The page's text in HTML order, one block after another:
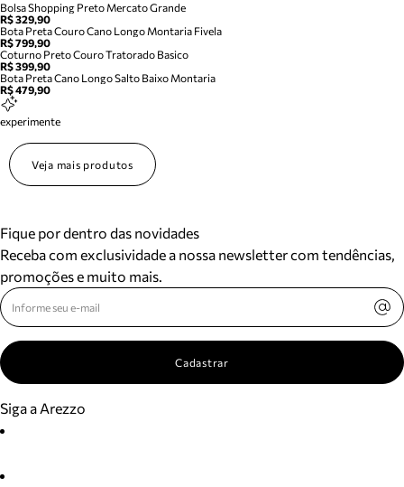
Bolsa Shopping Preto Mercato Grande
R$ 329,90
Bota Preta Couro Cano Longo Montaria Fivela
R$ 799,90
Coturno Preto Couro Tratorado Basico
R$ 399,90
Bota Preta Cano Longo Salto Baixo Montaria
R$ 479,90
experimente
Veja mais produtos
Fique por dentro das novidades
Receba com exclusividade a nossa newsletter com tendências,
promoções e muito mais.
Cadastrar
Siga a Arezzo